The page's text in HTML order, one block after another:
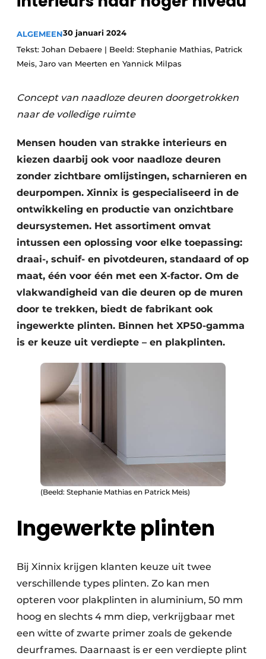
Vacature aanmelden
Vacatures
Werben
ALGEMEEN30 januari 2024
Tekst: Johan Debaere | Beeld: Stephanie Mathias, Patrick
Meis, Jaro van Meerten en Yannick Milpas
Concept van naadloze deuren doorgetrokken
naar de volledige ruimte
Mensen houden van strakke interieurs en
kiezen daarbij ook voor naadloze deuren
zonder zichtbare omlijstingen, scharnieren en
deurpompen. Xinnix is gespecialiseerd in de
ontwikkeling en productie van onzichtbare
deursystemen. Het assortiment omvat
intussen een oplossing voor elke toepassing:
draai-, schuif- en pivotdeuren, standaard of op
maat, één voor één met een X-factor. Om de
vlakwandigheid van die deuren op de muren
door te trekken, biedt de fabrikant ook
ingewerkte plinten. Binnen het XP50-gamma
is er keuze uit verdiepte – en plakplinten.
(Beeld: Stephanie Mathias en Patrick Meis)
Ingewerkte plinten
Bij Xinnix krijgen klanten keuze uit twee
verschillende types plinten. Zo kan men
opteren voor plakplinten in aluminium, 50 mm
hoog en slechts 4 mm diep, verkrijgbaar met
een witte of zwarte primer zoals de gekende
deurframes. Daarnaast is er een verdiepte plint